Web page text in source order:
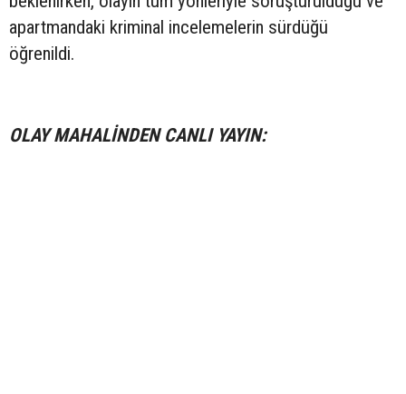
apartmandaki kriminal incelemelerin sürdüğü
öğrenildi.
OLAY MAHALİNDEN CANLI YAYIN: